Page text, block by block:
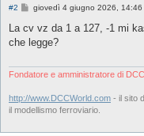
#2
M
s
a
i
giovedì 4 giugno 2026, 14:46
La cv vz da 1 a 127, -1 mi
che legge?
Fondatore e amministratore di
http://www.DCCWorld.com - il sito
il modellismo ferroviario.